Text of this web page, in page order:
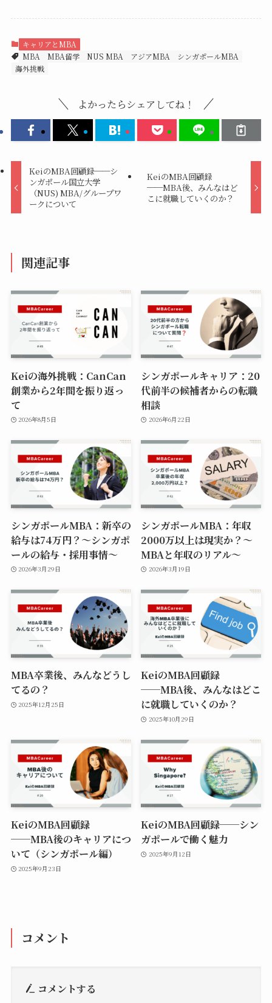
キャリアとMBA
MBA
MBA留学 NUS MBA アジアMBA
シンガポールMBA
海外挑戦
よかったらシェアしてね！
KeiのMBA回顧録──シ
ンガポール国立大学
（NUS) MBA/グループワ
ークについて
KeiのMBA回顧録
──MBA後、みんなはど
こに就職していくのか？
関連記事
Keiの海外挑戦：CanCan
創業から2年間を振り返っ
て
2026年8月5日
シンガポールキャリア：20
代前半の候補者からの転職
相談
2026年6月22日
シンガポールMBA：新卒の
給与は74万円？〜シンガポ
ールの給与・採用事情〜
2026年3月29日
シンガポールMBA：年収
2000万以上は現実か？〜
MBAと年収のリアル〜
2026年3月19日
MBA卒業後、みんなどうし
てるの？
2025年12月25日
KeiのMBA回顧録
──MBA後、みんなはどこ
に就職していくのか？
2025年10月29日
KeiのMBA回顧録
──MBA後のキャリアにつ
いて（シンガポール編）
2025年9月23日
KeiのMBA回顧録──シン
ガポールで働く魅力
2025年9月12日
コメント
コメントする